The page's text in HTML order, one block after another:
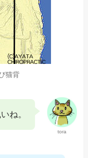
猫背
tora
ね。